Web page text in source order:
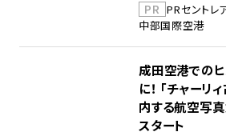
PR PRセントレ
中部国際空港
成田空港での
に！ 「チャーリ
内する航空写
スタート